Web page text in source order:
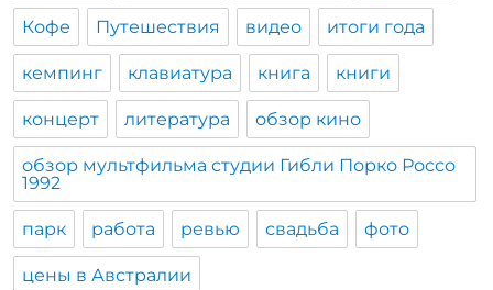
Кофе Путешествия видео итоги года
кемпинг клавиатура книга книги
концерт литература обзор кино
обзор мультфильма студии Гибли Порко Россо
1992
парк работа ревью свадьба фото
цены в Австралии